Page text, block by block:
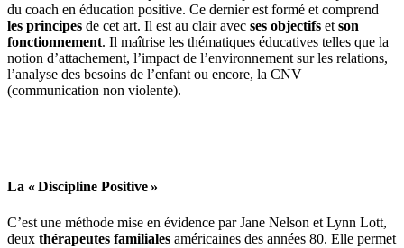
du coach en éducation positive. Ce dernier est formé et comprend
les principes de cet art. Il est au clair avec ses objectifs et son
fonctionnement. Il maîtrise les thématiques éducatives telles que la
notion d’attachement, l’impact de l’environnement sur les relations,
l’analyse des besoins de l’enfant ou encore, la CNV
(communication non violente).
La « Discipline Positive »
C’est une méthode mise en évidence par Jane Nelson et Lynn Lott,
deux thérapeutes familiales américaines des années 80. Elle permet